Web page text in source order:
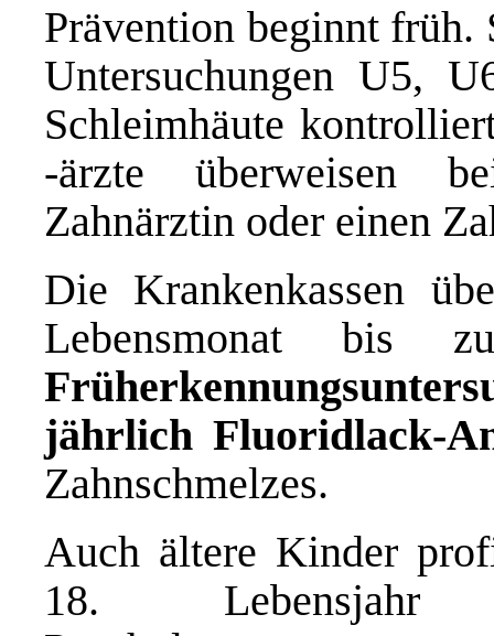
Prävention beginnt früh.
Untersuchungen U5,
Schleimhäute
-ärzte überweisen
Zahnärztin oder einen
Die Krankenkassen
Lebensmonat bis
jährlich Fluoridlack-
Zahnschmelzes.
Auch ältere Kinder
18. Lebensjahr